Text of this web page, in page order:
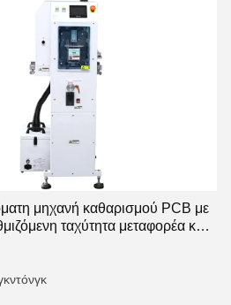
μηχανή καθαρισμού PCB με
ταχύτητα μεταφορέα και